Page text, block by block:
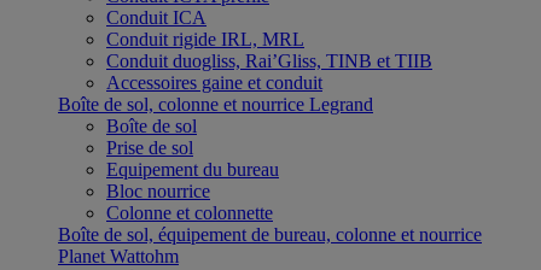
Conduit ICA
Conduit rigide IRL, MRL
Conduit duogliss, Rai’Gliss, TINB et TIIB
Accessoires gaine et conduit
Boîte de sol, colonne et nourrice Legrand
Boîte de sol
Prise de sol
Equipement du bureau
Bloc nourrice
Colonne et colonnette
Boîte de sol, équipement de bureau, colonne et nourrice
Planet Wattohm